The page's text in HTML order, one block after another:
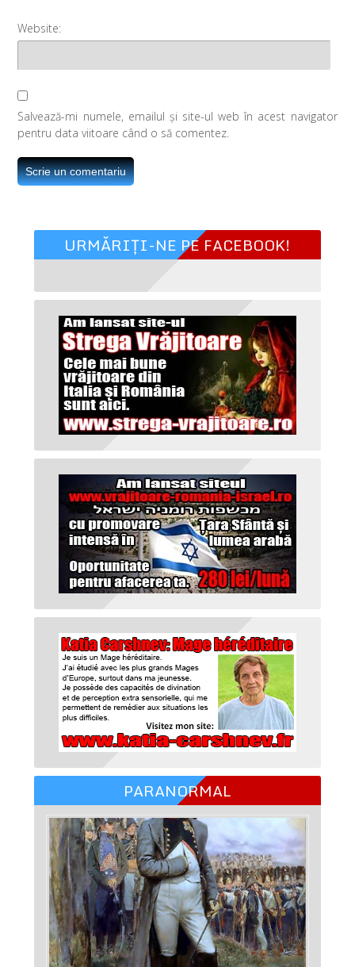
Website:
Salvează-mi numele, emailul și site-ul web în acest navigator
pentru data viitoare când o să comentez.
URMĂRIȚI-NE PE FACEBOOK!
PARANORMAL